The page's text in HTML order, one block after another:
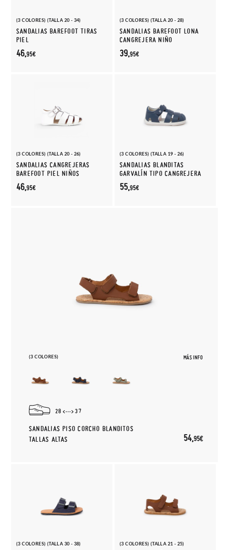
(3 COLORES) (TALLA 20 - 34)
SANDALIAS BAREFOOT TIRAS
PIEL
46,95€
(3 COLORES) (TALLA 20 - 28)
SANDALIAS BAREFOOT LONA
CANGREJERA NIÑO
39,95€
(3 COLORES) (TALLA 20 - 26)
SANDALIAS CANGREJERAS
BAREFOOT PIEL NIÑOS
46,95€
(3 COLORES) (TALLA 19 - 26)
SANDALIAS BLANDITAS
GARVALÍN TIPO CANGREJERA
55,95€
(3 COLORES) MÁS INFO
28 37
SANDALIAS PISO CORCHO BLANDITOS
TALLAS ALTAS
54,95€
(3 COLORES) (TALLA 30 - 38) (3 COLORES) (TALLA 21 - 25)